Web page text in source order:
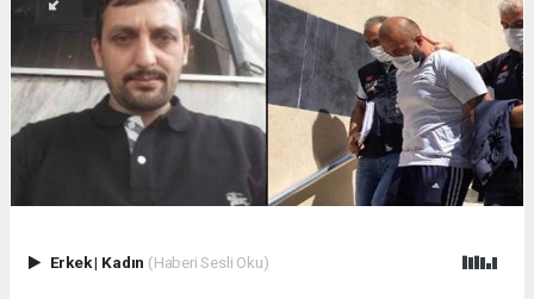
Erkek| Kadın (Haberi Sesli Oku)